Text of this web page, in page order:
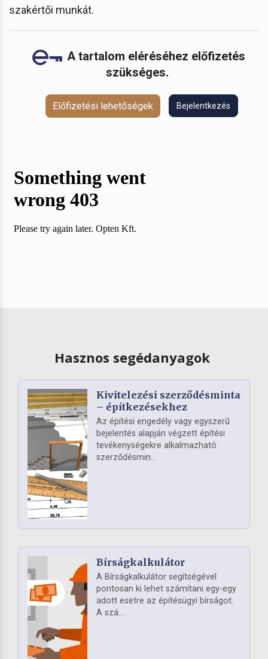
szakértői munkát.
A tartalom eléréséhez előfizetés
szükséges.
Előfizetési lehetőségek Bejelentkezés
Hasznos segédanyagok
Kivitelezési szerződésminta
– építkezésekhez
Az építési engedély vagy egyszerű
bejelentés alapján végzett építési
tevékenységekre alkalmazható
szerződésmin...
Bírságkalkulátor
A Bírságkalkulátor segítségével
pontosan ki lehet számítani egy-egy
adott esetre az építésügyi bírságot.
A szá...